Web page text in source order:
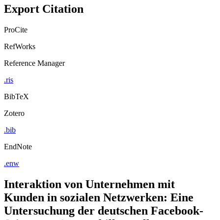
Export Citation
ProCite
RefWorks
Reference Manager
.ris
BibTeX
Zotero
.bib
EndNote
.enw
Interaktion von Unternehmen mit
Kunden in sozialen Netzwerken: Eine
Untersuchung der deutschen Facebook-